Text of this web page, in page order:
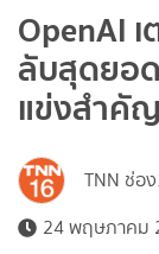
OpenAI
ลับสุดยอ
แข่งสำคั
TNN ช่อ
24 พฤษภาคม